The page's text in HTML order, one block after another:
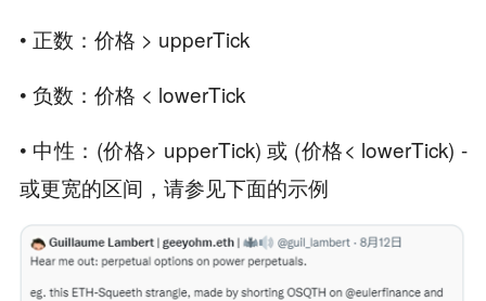
• 正数：价格 > upperTick
• 负数：价格 < lowerTick
• 中性：(价格> upperTick) 或 (价格< lowerTick) -
或更宽的区间，请参见下面的示例